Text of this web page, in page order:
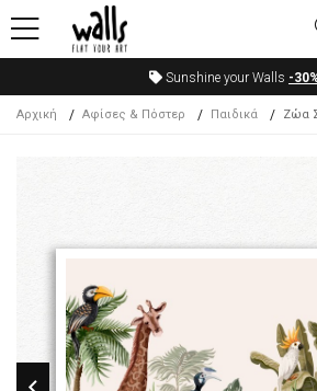
Sunshine your Walls -
Αρχική Αφίσες & Πόστερ Παιδικά Ζώα